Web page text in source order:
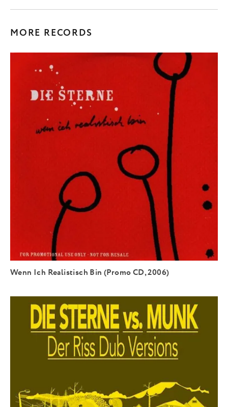
MORE RECORDS
Wenn Ich Realistisch Bin (Promo CD, 2006)